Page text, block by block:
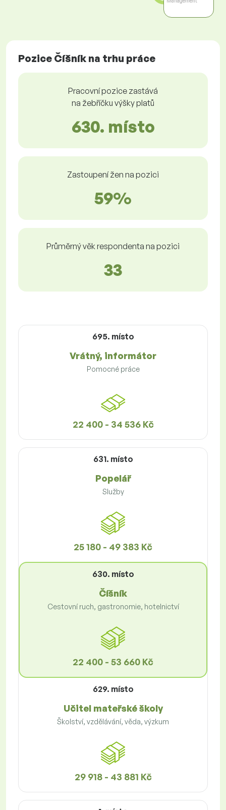
Pozice Číšník na trhu práce
Pracovní pozice zastává
na žebříčku výšky platů
630. místo
Zastoupení žen na pozici
59%
Průměrný věk respondenta na pozici
33
695. místo
Vrátný, informátor
Pomocné práce
22 400 - 34 536 Kč
631. místo
Popelář
Služby
25 180 - 49 383 Kč
630. místo
Číšník
Cestovní ruch, gastronomie, hotelnictví
22 400 - 53 660 Kč
629. místo
Učitel mateřské školy
Školství, vzdělávání, věda, výzkum
29 918 - 43 881 Kč